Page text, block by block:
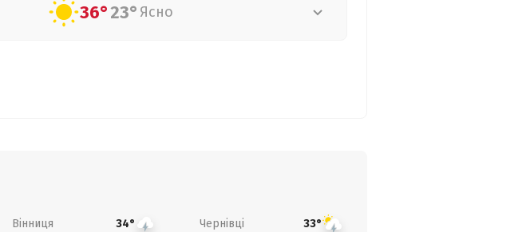
36°23° Ясно
Вінниця 34° Чернівці 33°